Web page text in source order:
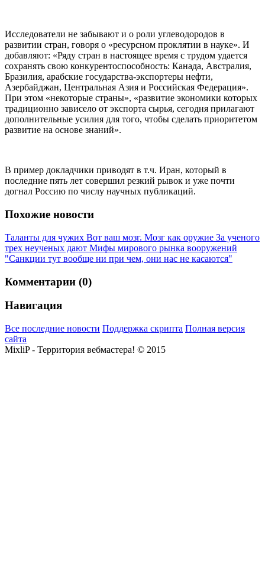
Исследователи не забывают и о роли углеводородов в
развитии стран, говоря о «ресурсном проклятии в науке». И
добавляют: «Ряду стран в настоящее время с трудом удается
сохранять свою конкурентоспособность: Канада, Австралия,
Бразилия, арабские государства-экспортеры нефти,
Азербайджан, Центральная Азия и Российская Федерация».
При этом «некоторые страны», «развитие экономики которых
традиционно зависело от экспорта сырья, сегодня прилагают
дополнительные усилия для того, чтобы сделать приоритетом
развитие на основе знаний».
В пример докладчики приводят в т.ч. Иран, который в
последние пять лет совершил резкий рывок и уже почти
догнал Россию по числу научных публикаций.
Похожие новости
Таланты для чужих Вот ваш мозг. Мозг как оружие За ученого
трех неученых дают Мифы мирового рынка вооружений
"Санкции тут вообще ни при чем, они нас не касаются"
Комментарии (0)
Навигация
Все последние новости Поддержка скрипта Полная версия
сайта
MixliP - Территория вебмастера! © 2015